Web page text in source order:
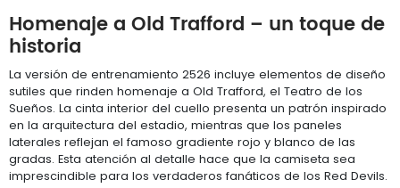
Homenaje a Old Trafford – un toque de
historia
La versión de entrenamiento 2526 incluye elementos de diseño
sutiles que rinden homenaje a Old Trafford, el Teatro de los
Sueños. La cinta interior del cuello presenta un patrón inspirado
en la arquitectura del estadio, mientras que los paneles
laterales reflejan el famoso gradiente rojo y blanco de las
gradas. Esta atención al detalle hace que la camiseta sea
imprescindible para los verdaderos fanáticos de los Red Devils.